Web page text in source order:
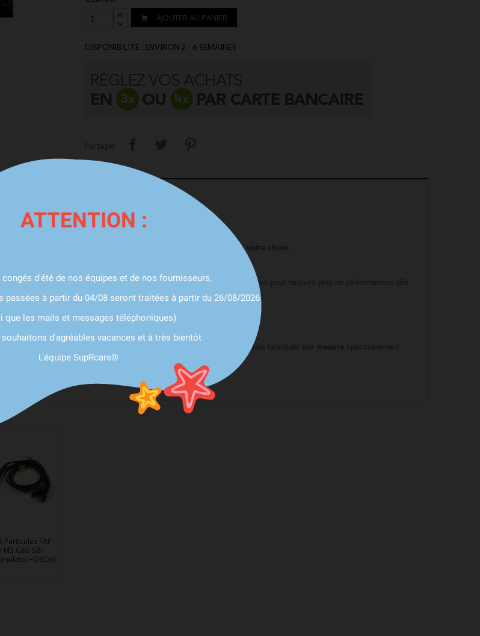
 AJOUTER AU PANIER
DISPONIBILITÉ : ENVIRON 2 - 6 SEMAINES
EN INOX OU TITANE À VALVES
partout en France ou via un professionnel de l'automobile de votre choix.
M4 G82 / M3 G80 (2021+)). Un son et des caractéristiques particulières pour toujours plus de performances afin
G82 / M3 G80 (2021+)
à bord de votre
du look que de la sonorité. Une facilité d'installation grâce des produits fabriqués
par les normes des constructeurs de s'exprimer pleinement.
FAP
M3 G80 G81
congés d'été de nos équipes et de nos fournisseurs,
passées à partir du 04/08 seront traitées à partir du 26/08/2026
que les mails et messages téléphoniques)
d'agréables vacances et à très bientôt
L'équipe SupRcars®
ATTENTION :